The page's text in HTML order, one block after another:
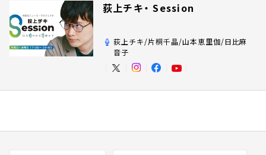
荻上チキ・ Session
荻上チキ/片桐千晶/山本恵里伽/日比麻
音子